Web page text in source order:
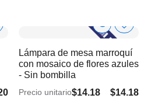
Show
Info la
lista
Lámpara de mesa marroquí
con mosaico de flores azules
- Sin bombilla
$14.18
$11.03
Precio unitario$14.18